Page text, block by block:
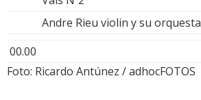
Andre Rieu violin y su orquesta
00.00
Foto: Ricardo Antúnez / adhocFOTOS